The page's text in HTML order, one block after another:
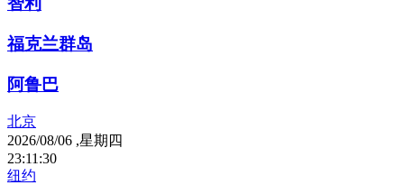
福克兰群岛
阿鲁巴
北京
2026/08/06 ,星期四
23:11 :30
纽约